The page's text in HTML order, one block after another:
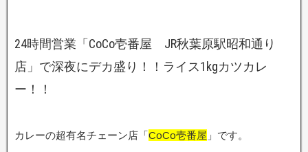
24時間営業「CoCo壱番屋 JR秋葉原駅昭和通り
店」で深夜にデカ盛り！！ライス1kgカツカレ
ー！！
カレーの超有名チェーン店「CoCo壱番屋 」です。